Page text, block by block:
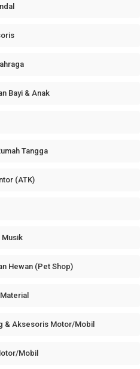
Bayi & Anak
Tangga
(ATK)
Musik
Hewan (Pet Shop)
& Aksesoris Motor/Mobil
Mobil